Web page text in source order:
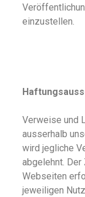
einzustellen.
Verweise und
ausserhalb
wird jegliche
abgelehnt.
Webseiten
jeweiligen